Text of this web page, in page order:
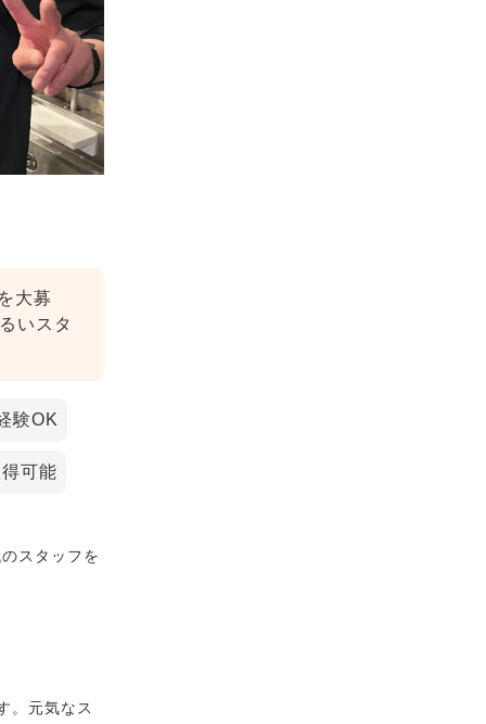
大募
いスタ
験OK
可能
スタッフを
。元気なス